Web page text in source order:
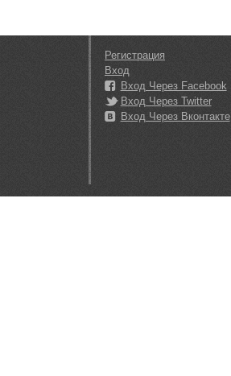
Регистрация
Вход
Вход Через Facebook
Вход Через Twitter
Вход Через Вконтакте